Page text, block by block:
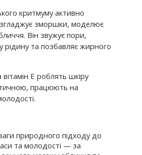
критмумуактивно
зморшки, моделює
Він звужує пори,
рідину та позбавляє жирного
вітамін Е роблять шкіру
працюють на
природного підходу до
та молодості — за